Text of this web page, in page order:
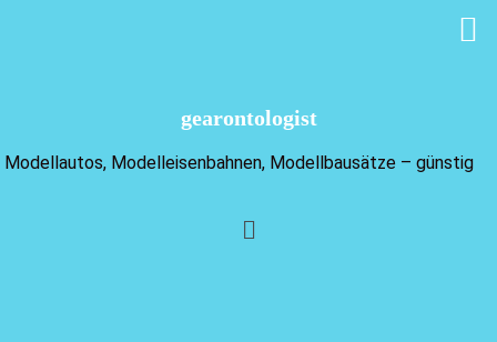
Modellautos, Modelleisenbahnen, Modellbausätze – günstig
gearontologist